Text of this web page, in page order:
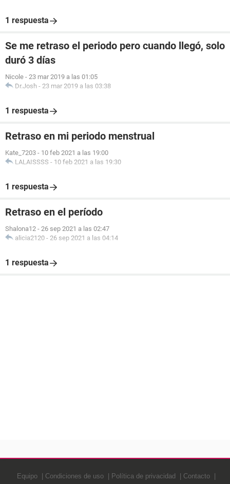
1 respuesta
Se me retraso el periodo pero cuando llegó, solo
duró 3 días
Nicole - 23 mar 2019 a las 01:05
Dr.Josh - 23 mar 2019 a las 03:38
1 respuesta
Retraso en mi periodo menstrual
Kate_7203 - 10 feb 2021 a las 19:00
LALAISSSS - 10 feb 2021 a las 19:30
1 respuesta
Retraso en el período
Shalona12 - 26 sep 2021 a las 02:47
alicia2120 - 26 sep 2021 a las 04:14
1 respuesta
Equipo Condiciones de uso Política de privacidad Contacto